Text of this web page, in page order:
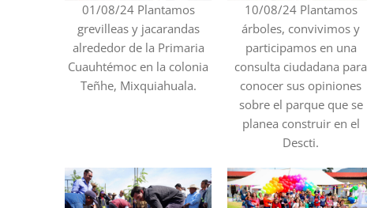
01/08/24 Plantamos
grevilleas y jacarandas
alrededor de la Primaria
Cuauhtémoc en la colonia
Teñhe, Mixquiahuala.
10/08/24 Plantamos
árboles, convivimos y
participamos en una
consulta ciudadana para
conocer sus opiniones
sobre el parque que se
planea construir en el
Descti.